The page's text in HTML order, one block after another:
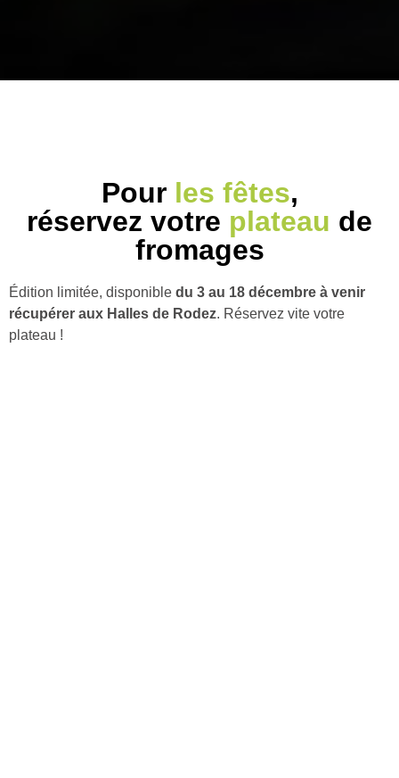
Pour les fêtes,
réservez votre plateau de
fromages
Édition limitée, disponible du 3 au 18 décembre à venir
récupérer aux Halles de Rodez. Réservez vite votre
plateau !